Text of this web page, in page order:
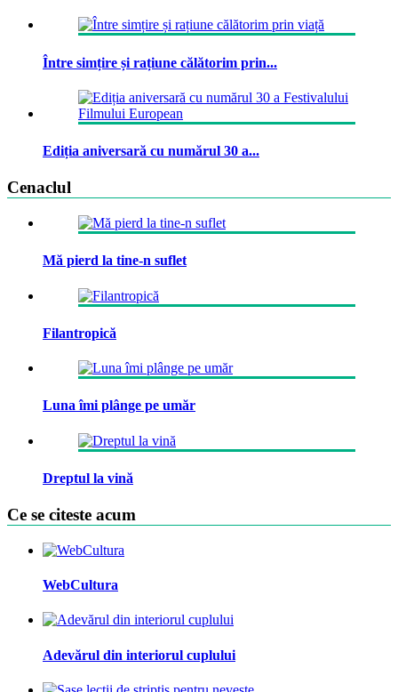
Între simțire și rațiune călătorim prin...
Ediția aniversară cu numărul 30 a...
Cenaclul
Mă pierd la tine-n suflet
Filantropică
Luna îmi plânge pe umăr
Dreptul la vină
Ce se citeste acum
WebCultura
Adevărul din interiorul cuplului